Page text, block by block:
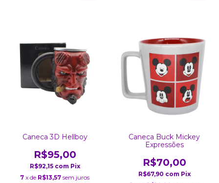
Caneca 3D Hellboy
R$95,00
R$92,15 com Pix
7 x de R$13,57 sem juros
Caneca Buck Mickey
Expressões
R$70,00
R$67,90 com Pix